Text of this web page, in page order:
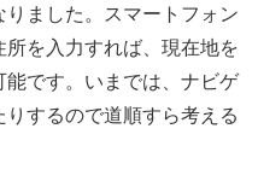
ました。スマートフォン
を入力すれば、現在地を
です。いまでは、ナビゲ
するので道順すら考える